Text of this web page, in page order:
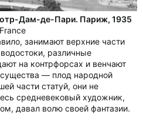
Дам-де-Пари. Париж, 1935
занимают верхние части
различные
на контрфорсах и венчают
— плод народной
части статуй, они не
средневековый художник,
давал волю своей фантазии.